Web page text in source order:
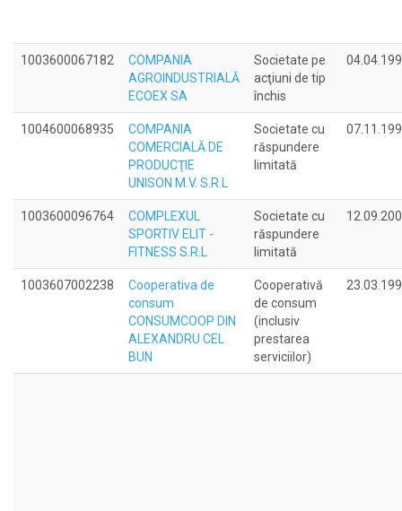
1003600067182
COMPANIA
AGROINDUSTRIALĂ
ECOEX SA
Societate pe
acţiuni de tip
închis
1004600068935
COMPANIA
COMERCIALĂ DE
PRODUCŢIE
UNISON M.V. S.R.L
Societate cu
răspundere
limitată
1003600096764
COMPLEXUL
SPORTIV ELIT -
FITNESS S.R.L
Societate cu
răspundere
limitată
1003607002238
Cooperativa de
consum
CONSUMCOOP DIN
ALEXANDRU CEL
BUN
Cooperativă
de consum
(inclusiv
prestarea
serviciilor)